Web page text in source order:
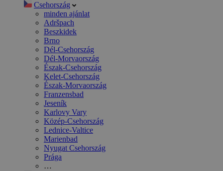
Csehország
minden ajánlat
Adršpach
Beszkidek
Brno
Dél-Csehország
Dél-Morvaország
Észak-Csehország
Kelet-Csehország
Észak-Morvaország
Franzensbad
Jeseník
Karlovy Vary
Közép-Csehország
Lednice-Valtice
Marienbad
Nyugat Csehország
Prága
…